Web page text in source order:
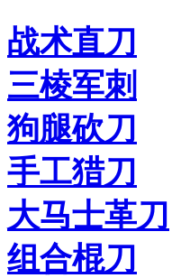
战术直刀
三棱军刺
狗腿砍刀
手工猎刀
大马士革刀
组合棍刀